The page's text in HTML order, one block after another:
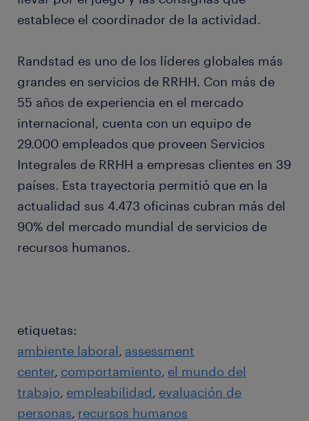
establece el coordinador de la actividad.
Randstad es uno de los líderes globales más
grandes en servicios de RRHH. Con más de
55 años de experiencia en el mercado
internacional, cuenta con un equipo de
29.000 empleados que proveen Servicios
Integrales de RRHH a empresas clientes en 39
países. Esta trayectoria permitió que en la
actualidad sus 4.473 oficinas cubran más del
90% del mercado mundial de servicios de
recursos humanos.
etiquetas:
ambiente laboral assessment
center comportamiento el mundo del
trabajo empleabilidad evaluación de
personas recursos humanos